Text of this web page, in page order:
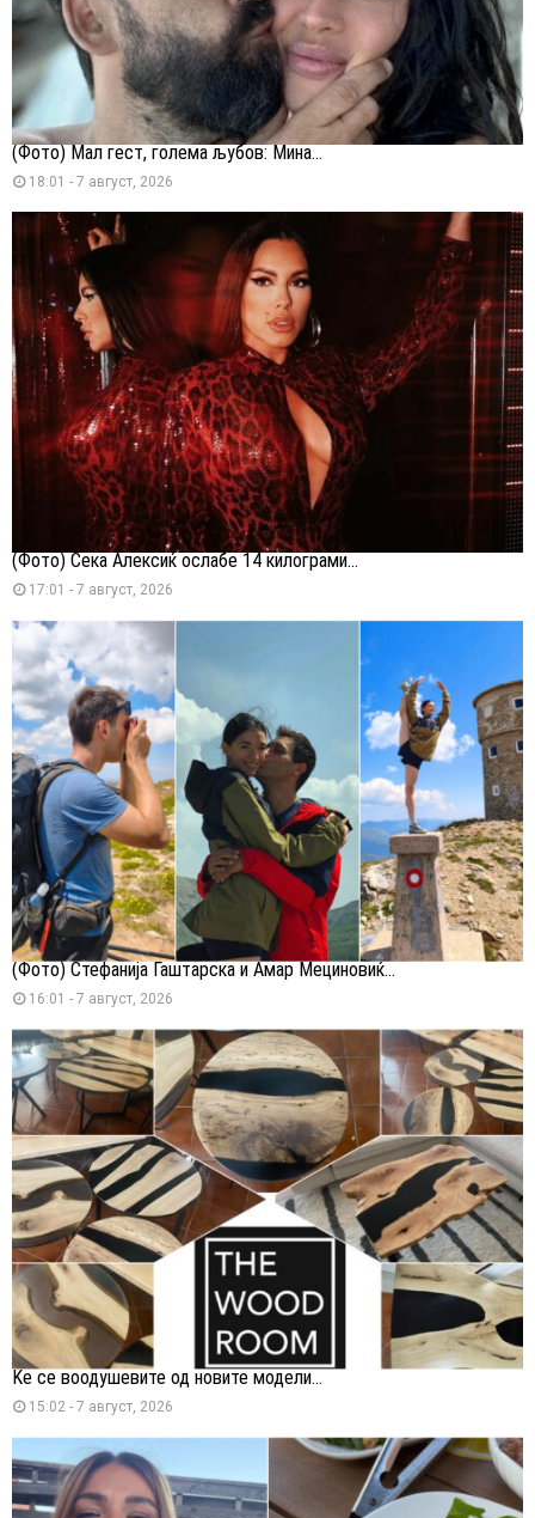
(Фото) Мал гест, голема љубов: Мина...
18:01 - 7 август, 2026
(Фото) Сека Алексиќ ослабе 14 килограми...
17:01 - 7 август, 2026
(Фото) Стефанија Гаштарска и Амар Мециновиќ...
16:01 - 7 август, 2026
Ќе се воодушевите од новите модели...
15:02 - 7 август, 2026